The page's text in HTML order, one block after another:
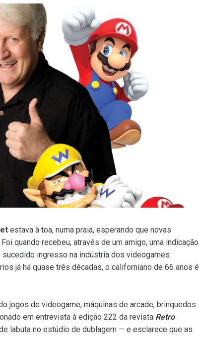
estava à toa, numa praia, esperando que novas
Foi quando recebeu, através de um amigo, uma indicação
ingresso na indústria dos videogames.
já há quase três décadas, o californiano de 66 anos é
jogos de videogame, máquinas de arcade, brinquedos
em entrevista à edição 222 da revista Retro
labuta no estúdio de dublagem — e esclarece que as